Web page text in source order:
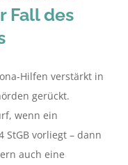
Fall des
Hilfen verstärkt in
gerückt.
wenn ein
StGB vorliegt – dann
auch eine